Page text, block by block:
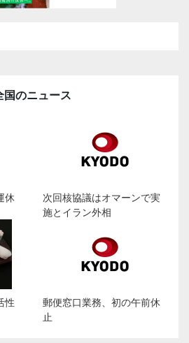
国のニュース
休
次回核協議はオマーンで実
施とイラン外相
性
郵便窓口業務、初の午前休
止